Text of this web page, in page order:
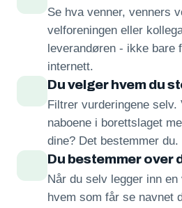
Se hva venner, venners
velforeningen eller
leverandøren - ikke bare
internett.
Du velger hvem du
Filtrer vurderingene selv.
naboene i borettslaget
dine? Det bestemmer du.
Du bestemmer over
Når du selv legger inn
hvem som får se navnet